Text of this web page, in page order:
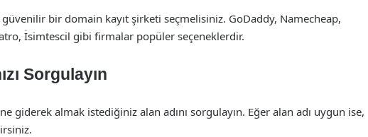
güvenilir bir domain kayıt şirketi seçmelisiniz. GoDaddy, Namecheap,
İsimtescil gibi firmalar popüler seçeneklerdir.
Sorgulayın
giderek almak istediğiniz alan adını sorgulayın. Eğer alan adı uygun ise,